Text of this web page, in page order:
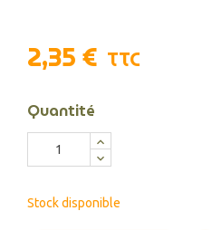
2,35 € TTC
Quantité
Stock disponible